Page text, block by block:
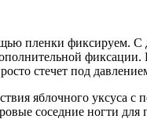
пленки фиксируем. С
стечет под
яблочного уксуса
соседние ногти для